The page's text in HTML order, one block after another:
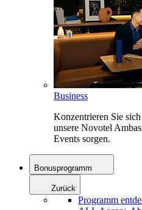
Business
Konzentrieren Sie
unsere Novotel
Events sorgen.
Bonusprogramm
Zurück
Programm